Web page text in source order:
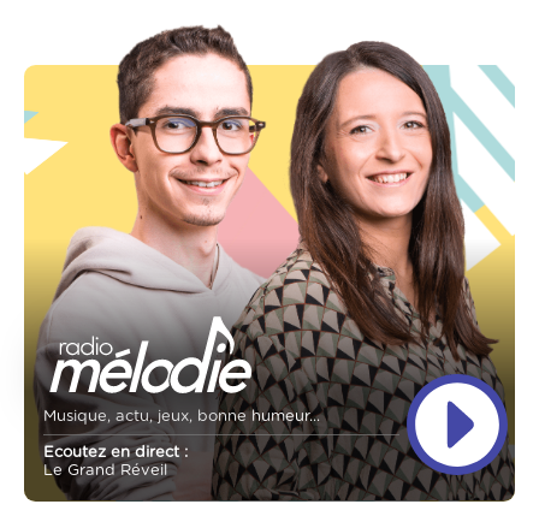
Musique, actu, jeux, bonne humeur...
Ecoutez en direct :
Le Grand Réveil